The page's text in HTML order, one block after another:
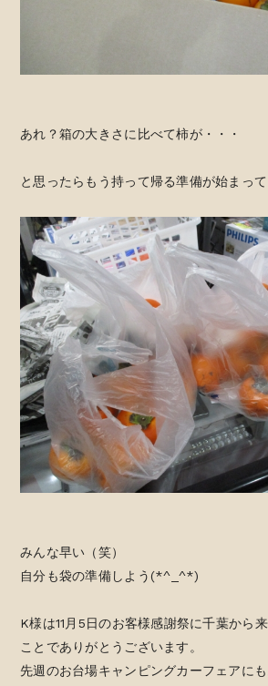
あれ？箱の大きさに比べて柿が・・・
と思ったらもう持って帰る準備が始まっ
みんな早い（笑）
自分も袋の準備しよう(*^_^*)
K様は11月5日のお客様感謝祭に千葉から
ことでありがとうございます。
先週のお台場キャンピングカーフェアに